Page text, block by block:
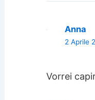
Anna
2 Aprile
Vorrei